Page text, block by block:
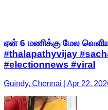
ஏன் 6 மணிக்கு மேல
#thalapathyvijay
#electionnews #viral
Guindy, Chennai | Apr 22,